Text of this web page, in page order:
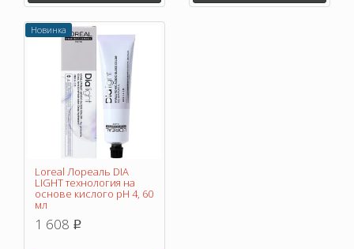
Новинка
Loreal Лореаль DIA
LIGHT технология на
основе кислого pH 4, 60
мл
1 608 p